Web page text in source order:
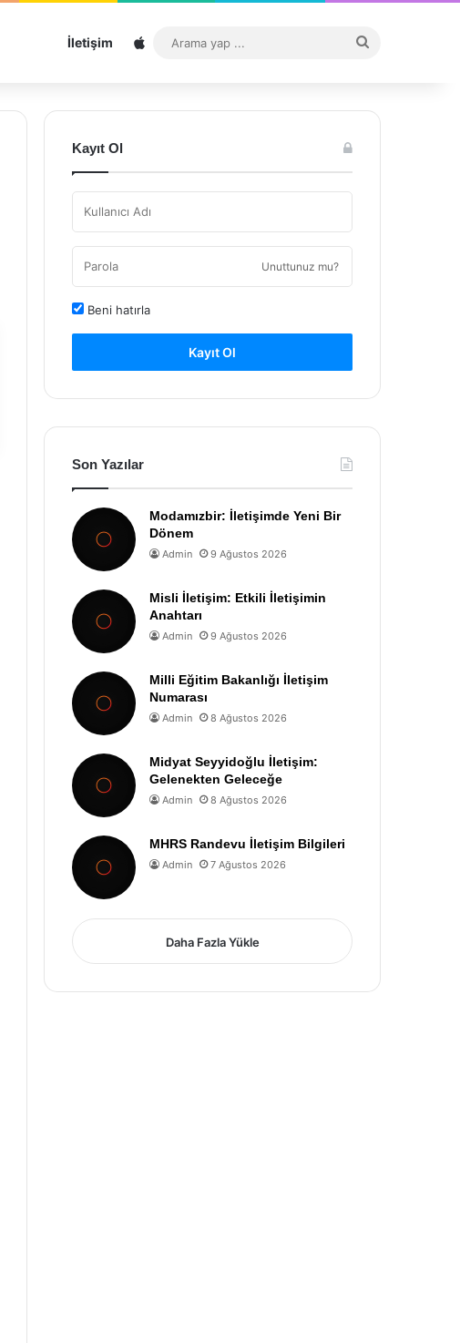
İletişim Sitemap
...
Kayıt Ol
Unuttunuz mu?
Beni hatırla
Kayıt Ol
Son Yazılar
Modamızbir: İletişimde Yeni Bir
Dönem
Admin 9 Ağustos 2026
Misli İletişim: Etkili İletişimin
Anahtarı
Admin 9 Ağustos 2026
Milli Eğitim Bakanlığı İletişim
Numarası
Admin 8 Ağustos 2026
Midyat Seyyidoğlu İletişim:
Gelenekten Geleceğe
Admin 8 Ağustos 2026
MHRS Randevu İletişim Bilgileri
Admin 7 Ağustos 2026
Daha Fazla Yükle